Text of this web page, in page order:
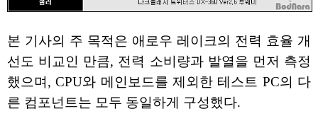
본 기사의 주 목적은 애로우 레이크의 전력 효율 개
선도 비교인 만큼, 전력 소비량과 발열을 먼저 측정
했으며, CPU와 메인보드를 제외한 테스트 PC의 다
른 컴포넌트는 모두 동일하게 구성했다.